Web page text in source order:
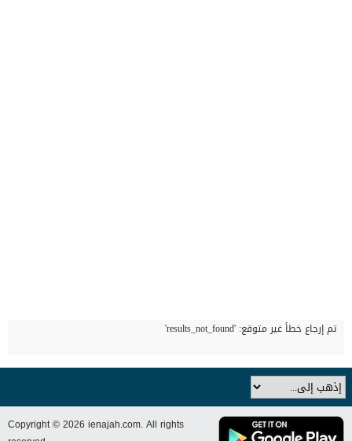
تم إرجاع خطأ غير متوقع: 'results_not_found'
Copyright © 2026 ienajah.com. All rights